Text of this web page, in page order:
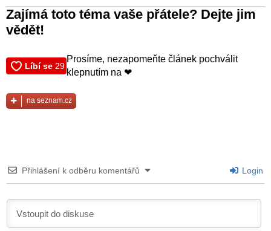
Zajímá toto téma vaše přátele? Dejte jim
vědět!
Prosíme, nezapomeňte článek pochválit
klepnutím na ❤
na seznam.cz
Přihlášení k odběru komentářů Login